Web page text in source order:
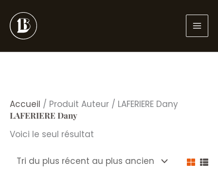
au
contenu
Accueil / Produit Auteur / LAFERIERE Dany
LAFERIERE Dany
Voici le seul résultat